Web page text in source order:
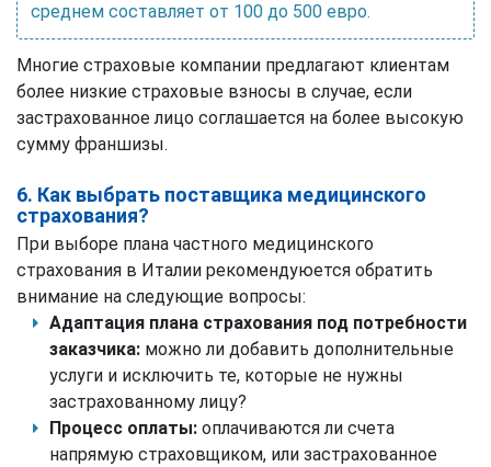
среднем составляет от 100 до 500 евро.
Многие страховые компании предлагают клиентам
более низкие страховые взносы в случае, если
застрахованное лицо соглашается на более высокую
сумму франшизы.
6. Как выбрать поставщика медицинского
страхования?
При выборе плана частного медицинского
страхования в Италии рекомендуюется обратить
внимание на следующие вопросы:
Адаптация плана страхования под потребности
заказчика: можно ли добавить дополнительные
услуги и исключить те, которые не нужны
застрахованному лицу?
Процесс оплаты: оплачиваются ли счета
напрямую страховщиком, или застрахованное